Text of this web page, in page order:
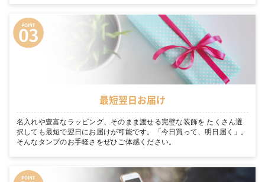
最短翌日お届け
名入れや豊富なラッピング、そのまま渡せる完璧な装飾を たくさん選
択しても最短で翌日にお届けが可能です。「今日買って、明日届く」。
そんなタンプのお手軽さをぜひご体感ください。